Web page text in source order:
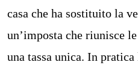
casa che ha sostituito la
un’imposta che riunisce
una tassa unica. In